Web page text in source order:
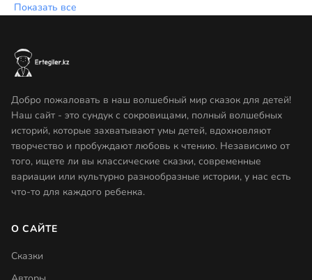
Показать все
Добро пожаловать в наш волшебный мир сказок для детей!
Наш сайт - это сундук с сокровищами, полный волшебных
историй, которые захватывают умы детей, вдохновляют
творчество и пробуждают любовь к чтению. Независимо от
того, ищете ли вы классические сказки, современные
вариации или культурно разнообразные истории, у нас есть
что-то для каждого ребенка.
О САЙТЕ
Сказки